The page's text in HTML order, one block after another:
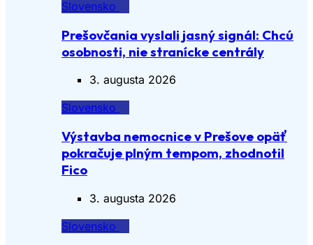
Slovensko
Prešovčania vyslali jasný signál: Chcú
osobnosti, nie stranícke centrály
3. augusta 2026
Slovensko
Výstavba nemocnice v Prešove opäť
pokračuje plným tempom, zhodnotil
Fico
3. augusta 2026
Slovensko